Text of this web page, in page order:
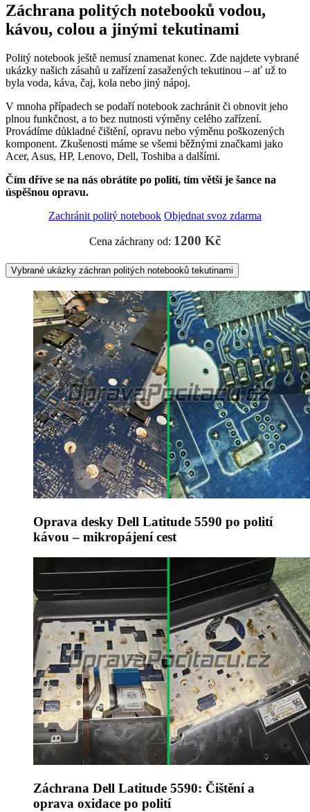
Záchrana politých notebooků vodou,
kávou, colou a jinými tekutinami
Politý notebook ještě nemusí znamenat konec. Zde najdete vybrané
ukázky našich zásahů u zařízení zasažených tekutinou – ať už to
byla voda, káva, čaj, kola nebo jiný nápoj.
V mnoha případech se podaří notebook zachránit či obnovit jeho
plnou funkčnost, a to bez nutnosti výměny celého zařízení.
Provádíme důkladné čištění, opravu nebo výměnu poškozených
komponent. Zkušenosti máme se všemi běžnými značkami jako
Acer, Asus, HP, Lenovo, Dell, Toshiba a dalšími.
Čím dříve se na nás obrátíte po polití, tím větší je šance na
úspěšnou opravu.
Zachránit politý notebook Objednat svoz zdarma
Cena záchrany od: 1200 Kč
Vybrané ukázky záchran politých notebooků tekutinami
Oprava desky Dell Latitude 5590 po polití
kávou – mikropájení cest
Záchrana Dell Latitude 5590: Čištění a
oprava oxidace po polití